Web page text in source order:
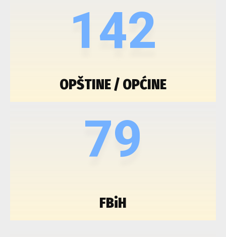
142
OPŠTINE / OPĆINE
79
FBiH